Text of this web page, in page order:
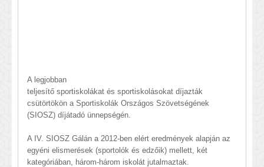
A legjobban
teljesítő sportiskolákat és sportiskolásokat díjazták
csütörtökön a Sportiskolák Országos Szövetségének
(SIOSZ) díjátadó ünnepségén.
A IV. SIOSZ Gálán a 2012-ben elért eredmények alapján az
egyéni elismerések (sportolók és edzőik) mellett, két
kategóriában, három-három iskolát jutalmaztak.